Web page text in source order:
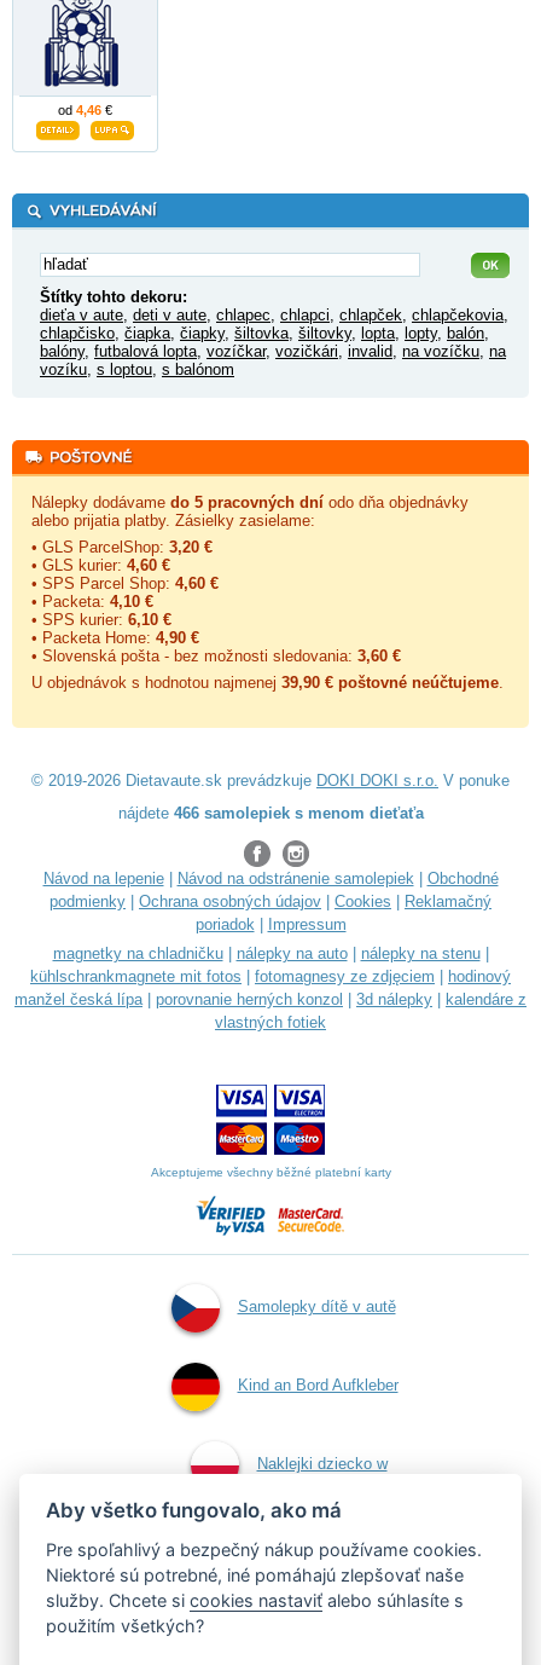
od 4,46 €
Štítky tohto dekoru:
dieťa v aute, deti v aute, chlapec, chlapci, chlapček, chlapčekovia,
chlapčisko, čiapka, čiapky, šiltovka, šiltovky, lopta, lopty, balón,
balóny, futbalová lopta, vozíčkar, vozičkári, invalid, na vozíčku, na
vozíku, s loptou, s balónom
Nálepky dodávame do 5 pracovných dní odo dňa objednávky
alebo prijatia platby. Zásielky zasielame:
• GLS ParcelShop: 3,20 €
• GLS kurier: 4,60 €
• SPS Parcel Shop: 4,60 €
• Packeta: 4,10 €
• SPS kurier: 6,10 €
• Packeta Home: 4,90 €
• Slovenská pošta - bez možnosti sledovania: 3,60 €
U objednávok s hodnotou najmenej 39,90 € poštovné neúčtujeme.
© 2019-2026 Dietavaute.sk prevádzkuje DOKI DOKI s.r.o. V ponuke
nájdete 466 samolepiek s menom dieťaťa
Návod na lepenie| Návod na odstránenie samolepiek| Obchodné
podmienky
Ochrana osobných údajov Cookies
Reklamačný
poriadok|
Impressum
magnetky na chladničku| nálepky na auto| nálepky na stenu|
kühlschrankmagnete mit fotos
fotomagnesy ze zdjęciem
hodinový
manžel česká lípa| porovnanie herných konzol 3d nálepky
kalendáre z
vlastných fotiek
Akceptujeme všechny běžné platební karty
Samolepky dítě v autě
Kind an Bord Aufkleber
Naklejki dziecko w
aucie
Aby všetko fungovalo, ako má
Pre spoľahlivý a bezpečný nákup používame cookies.
Niektoré sú potrebné, iné pomáhajú zlepšovať naše
služby. Chcete sicookies nastaviť alebo súhlasíte s
použitím všetkých?